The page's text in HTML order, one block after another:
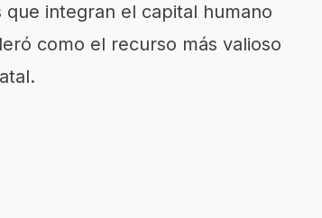
que integran el capital humano
como el recurso más valioso